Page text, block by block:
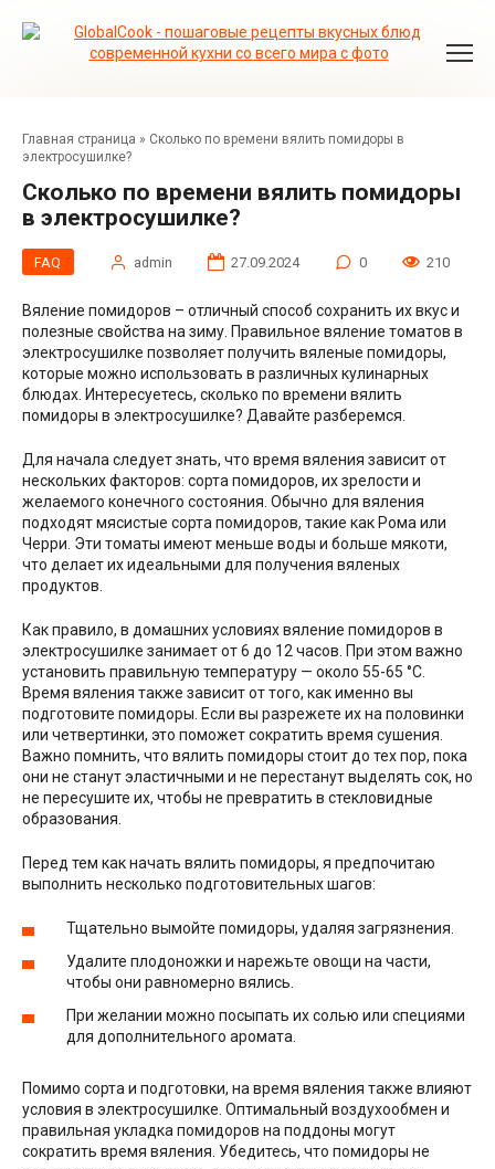
Главная страница » Сколько по времени вялить помидоры в
электросушилке?
Сколько по времени вялить помидоры
в электросушилке?
FAQ admin 27.09.2024 0 210
Вяление помидоров – отличный способ сохранить их вкус и
полезные свойства на зиму. Правильное вяление томатов в
электросушилке позволяет получить вяленые помидоры,
которые можно использовать в различных кулинарных
блюдах. Интересуетесь, сколько по времени вялить
помидоры в электросушилке? Давайте разберемся.
Для начала следует знать, что время вяления зависит от
нескольких факторов: сорта помидоров, их зрелости и
желаемого конечного состояния. Обычно для вяления
подходят мясистые сорта помидоров, такие как Рома или
Черри. Эти томаты имеют меньше воды и больше мякоти,
что делает их идеальными для получения вяленых
продуктов.
Как правило, в домашних условиях вяление помидоров в
электросушилке занимает от 6 до 12 часов. При этом важно
установить правильную температуру — около 55-65 °С.
Время вяления также зависит от того, как именно вы
подготовите помидоры. Если вы разрежете их на половинки
или четвертинки, это поможет сократить время сушения.
Важно помнить, что вялить помидоры стоит до тех пор, пока
они не станут эластичными и не перестанут выделять сок, но
не пересушите их, чтобы не превратить в стекловидные
образования.
Перед тем как начать вялить помидоры, я предпочитаю
выполнить несколько подготовительных шагов:
Тщательно вымойте помидоры, удаляя загрязнения.
Удалите плодоножки и нарежьте овощи на части,
чтобы они равномерно вялись.
При желании можно посыпать их солью или специями
для дополнительного аромата.
Помимо сорта и подготовки, на время вяления также влияют
условия в электросушилке. Оптимальный воздухообмен и
правильная укладка помидоров на поддоны могут
сократить время вяления. Убедитесь, что помидоры не